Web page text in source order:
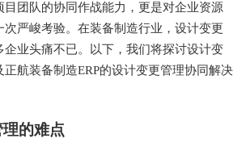
目团队的协同作战能力，更是对企业资源
次严峻考验。在装备制造行业，设计变更
企业头痛不已。以下，我们将探讨设计变
航装备制造ERP的设计变更管理协同解决
的难点